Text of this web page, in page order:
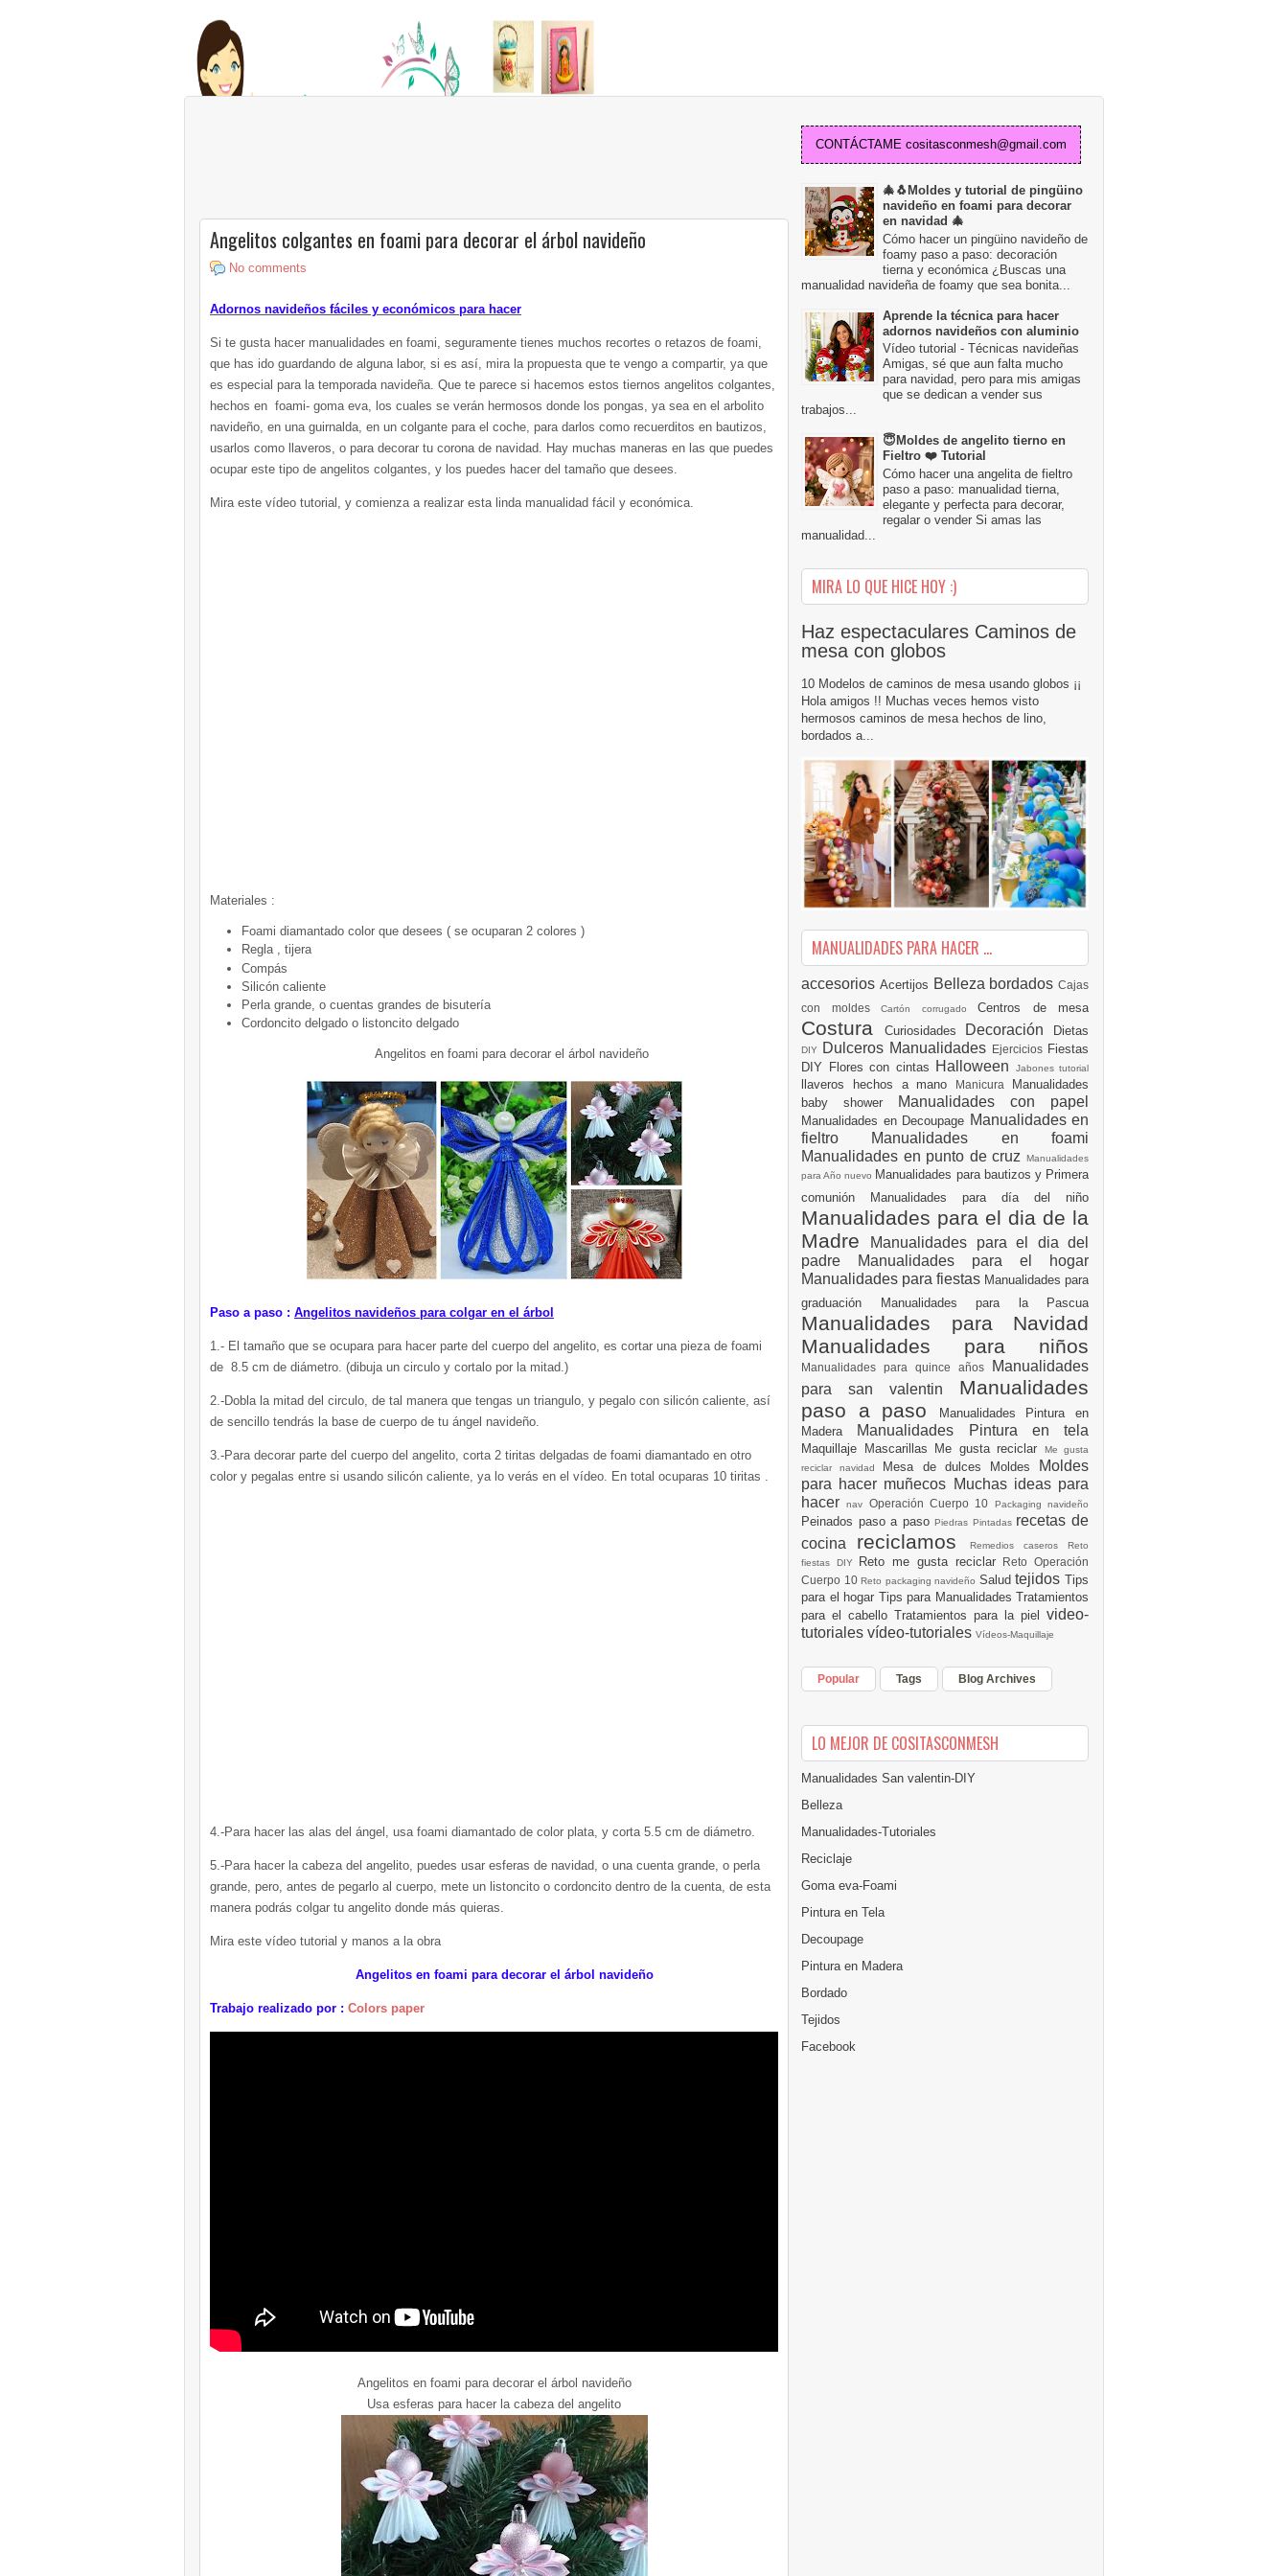
Angelitos colgantes en foami para decorar el árbol navideño
No comments
Adornos navideños fáciles y económicos para hacer
Si te gusta hacer manualidades en foami, seguramente tienes muchos recortes o retazos de foami,
que has ido guardando de alguna labor, si es así, mira la propuesta que te vengo a compartir, ya que
es especial para la temporada navideña. Que te parece si hacemos estos tiernos angelitos colgantes,
hechos en foami- goma eva, los cuales se verán hermosos donde los pongas, ya sea en el arbolito
navideño, en una guirnalda, en un colgante para el coche, para darlos como recuerditos en bautizos,
usarlos como llaveros, o para decorar tu corona de navidad. Hay muchas maneras en las que puedes
ocupar este tipo de angelitos colgantes, y los puedes hacer del tamaño que desees.
Mira este vídeo tutorial, y comienza a realizar esta linda manualidad fácil y económica.
Materiales :
Foami diamantado color que desees ( se ocuparan 2 colores )
Regla , tijera
Compás
Silicón caliente
Perla grande, o cuentas grandes de bisutería
Cordoncito delgado o listoncito delgado
Angelitos en foami para decorar el árbol navideño
Paso a paso : Angelitos navideños para colgar en el árbol
1.- El tamaño que se ocupara para hacer parte del cuerpo del angelito, es cortar una pieza de foami
de 8.5 cm de diámetro. (dibuja un circulo y cortalo por la mitad.)
2.-Dobla la mitad del circulo, de tal manera que tengas un triangulo, y pegalo con silicón caliente, así
de sencillo tendrás la base de cuerpo de tu ángel navideño.
3.-Para decorar parte del cuerpo del angelito, corta 2 tiritas delgadas de foami diamantado en otro
color y pegalas entre si usando silicón caliente, ya lo verás en el vídeo. En total ocuparas 10 tiritas .
4.-Para hacer las alas del ángel, usa foami diamantado de color plata, y corta 5.5 cm de diámetro.
5.-Para hacer la cabeza del angelito, puedes usar esferas de navidad, o una cuenta grande, o perla
grande, pero, antes de pegarlo al cuerpo, mete un listoncito o cordoncito dentro de la cuenta, de esta
manera podrás colgar tu angelito donde más quieras.
Mira este vídeo tutorial y manos a la obra
Angelitos en foami para decorar el árbol navideño
Trabajo realizado por : Colors paper
Angelitos en foami para decorar el árbol navideño
Usa esferas para hacer la cabeza del angelito
CONTÁCTAME cositasconmesh@gmail.com
🎄🐧Moldes y tutorial de pingüino
navideño en foami para decorar
en navidad 🎄
Cómo hacer un pingüino navideño de
foamy paso a paso: decoración
tierna y económica ¿Buscas una
manualidad navideña de foamy que sea bonita...
Aprende la técnica para hacer
adornos navideños con aluminio
Vídeo tutorial - Técnicas navideñas
Amigas, sé que aun falta mucho
para navidad, pero para mis amigas
que se dedican a vender sus
trabajos...
😇Moldes de angelito tierno en
Fieltro ❤️ Tutorial
Cómo hacer una angelita de fieltro
paso a paso: manualidad tierna,
elegante y perfecta para decorar,
regalar o vender Si amas las
manualidad...
MIRA LO QUE HICE HOY :)
Haz espectaculares Caminos de
mesa con globos
10 Modelos de caminos de mesa usando globos ¡¡
Hola amigos !! Muchas veces hemos visto
hermosos caminos de mesa hechos de lino,
bordados a...
MANUALIDADES PARA HACER ...
accesorios Acertijos Belleza bordados Cajas
con moldes Cartón corrugado Centros de mesa
Costura Curiosidades Decoración Dietas
DIY Dulceros Manualidades Ejercicios Fiestas
DIY Flores con cintas Halloween Jabones tutorial
llaveros hechos a mano Manicura Manualidades
baby shower
Manualidades con papel
Manualidades en Decoupage Manualidades en
fieltro Manualidades en foami
Manualidades en punto de cruz
Manualidades
para Año nuevo Manualidades para bautizos y Primera
comunión Manualidades para día del niño
Manualidades para el dia de la
Madre
Manualidades para el dia del
padre
Manualidades para el hogar
Manualidades para fiestas Manualidades para
graduación Manualidades para la Pascua
Manualidades para Navidad
Manualidades para niños
Manualidades para quince años
Manualidades
para san valentin Manualidades
paso a paso
Manualidades Pintura en
Madera
Manualidades Pintura en tela
Maquillaje Mascarillas Me gusta reciclar
Me gusta
reciclar navidad Mesa de dulces Moldes
Moldes
para hacer muñecos Muchas ideas para
hacernav Operación Cuerpo 10 Packaging navideño
Peinados paso a pasoPiedras Pintadas recetas de
cocina reciclamos Remedios caseros Reto
fiestas DIY Reto me gusta reciclar
Reto Operación
Cuerpo 10Reto packaging navideño SaludtejidosTips
para el hogar Tips para Manualidades Tratamientos
para el cabello Tratamientos para la piel video-
tutoriales vídeo-tutoriales Vídeos-Maquillaje
Popular Tags Blog Archives
LO MEJOR DE COSITASCONMESH
Manualidades San valentin-DIY
Belleza
Manualidades-Tutoriales
Reciclaje
Goma eva-Foami
Pintura en Tela
Decoupage
Pintura en Madera
Bordado
Tejidos
Facebook